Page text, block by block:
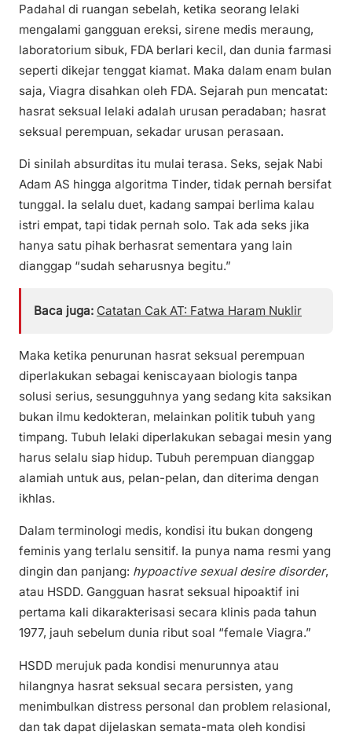
Padahal di ruangan sebelah, ketika seorang lelaki
mengalami gangguan ereksi, sirene medis meraung,
laboratorium sibuk, FDA berlari kecil, dan dunia farmasi
seperti dikejar tenggat kiamat. Maka dalam enam bulan
saja, Viagra disahkan oleh FDA. Sejarah pun mencatat:
hasrat seksual lelaki adalah urusan peradaban; hasrat
seksual perempuan, sekadar urusan perasaan.
Di sinilah absurditas itu mulai terasa. Seks, sejak Nabi
Adam AS hingga algoritma Tinder, tidak pernah bersifat
tunggal. Ia selalu duet, kadang sampai berlima kalau
istri empat, tapi tidak pernah solo. Tak ada seks jika
hanya satu pihak berhasrat sementara yang lain
dianggap “sudah seharusnya begitu.”
Baca juga: Catatan Cak AT: Fatwa Haram Nuklir
Maka ketika penurunan hasrat seksual perempuan
diperlakukan sebagai keniscayaan biologis tanpa
solusi serius, sesungguhnya yang sedang kita saksikan
bukan ilmu kedokteran, melainkan politik tubuh yang
timpang. Tubuh lelaki diperlakukan sebagai mesin yang
harus selalu siap hidup. Tubuh perempuan dianggap
alamiah untuk aus, pelan-pelan, dan diterima dengan
ikhlas.
Dalam terminologi medis, kondisi itu bukan dongeng
feminis yang terlalu sensitif. Ia punya nama resmi yang
dingin dan panjang: hypoactive sexual desire disorder,
atau HSDD. Gangguan hasrat seksual hipoaktif ini
pertama kali dikarakterisasi secara klinis pada tahun
1977, jauh sebelum dunia ribut soal “female Viagra.”
HSDD merujuk pada kondisi menurunnya atau
hilangnya hasrat seksual secara persisten, yang
menimbulkan distress personal dan problem relasional,
dan tak dapat dijelaskan semata-mata oleh kondisi